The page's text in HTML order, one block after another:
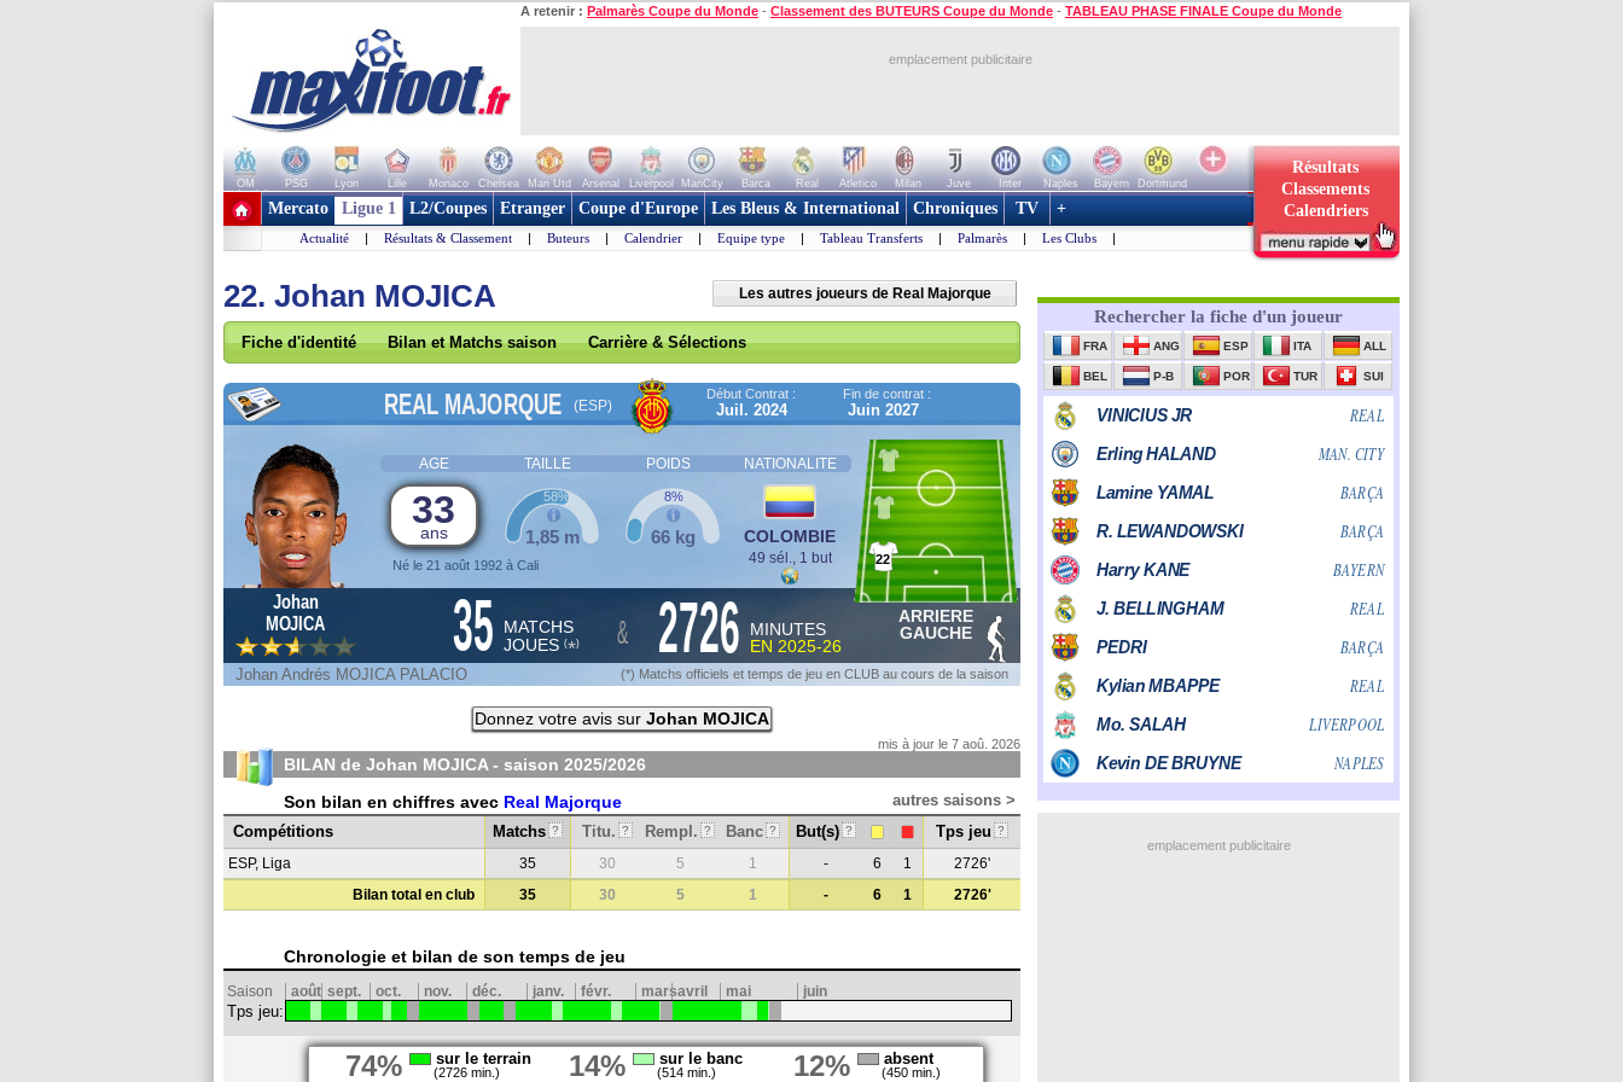
A retenir : Palmarès Coupe du Monde - Classement des BUTEURS Coupe du Monde - TABLEAU PHASE FINALE Coupe du Monde
emplacement publicitaire
OM PSG Lyon Lille Monaco Chelsea Man Utd Arsenal Liverpool ManCity Barca Real Atletico Milan Juve Inter Naples Bayern
Dortmund
+ de clubs
Résultats
Classements
Calendriers
Mercato Ligue 1 L2/Coupes Etranger Coupe d'Europe Les Bleus & International Chroniques TV +
Actualité | Résultats & Classement | Buteurs | Calendrier | Equipe type | Tableau Transferts | Palmarès | Les Clubs |
22. Johan MOJICA Les autres joueurs de Real Majorque
Fiche d'identité Bilan et Matchs saison Carrière & Sélections
REAL MAJORQUE (ESP)
Début Contrat :
Juil. 2024
Fin de contrat :
Juin 2027
AGE TAILLE POIDS NATIONALITE
33
ans
Né le 21 août 1992 à Cali
1,85 m
58%
66 kg
8%
COLOMBIE
49 sél., 1 but 22
Johan
MOJICA
35 MATCHS
JOUES (*) & 2726
MINUTES
EN 2025-26
ARRIERE
GAUCHE
Johan Andrés MOJICA PALACIO (*) Matchs officiels et temps de jeu en CLUB au cours de la saison
Donnez votre avis sur Johan MOJICA
mis à jour le 7 aoû. 2026
BILAN de Johan MOJICA - saison 2025/2026
Son bilan en chiffres avec Real Majorque
autres saisons >
Compétitions
Matchs ? Titu. ? Rempl. ? Banc ? But(s) ? Tps jeu ?
ESP, Liga 35 30 5 1 - 6 1
2726'
Bilan total en club
35 30 5 1 - 6 1 2726'
Chronologie et bilan de son temps de jeu
Saison août sept. oct. nov. déc. janv. févr. marsavril mai juin
Tps jeu:
74% sur le terrain
(2726 min.) 14% sur le banc
(514 min.) 12% absent
(450 min.)
emplacement publicitaire